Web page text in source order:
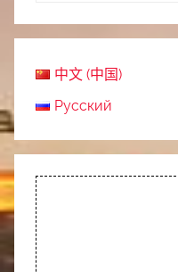
中文 (中国)
Русский